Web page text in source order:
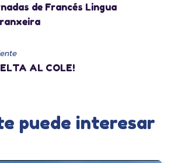
de Francés Lingua
AL COLE!
puede interesar